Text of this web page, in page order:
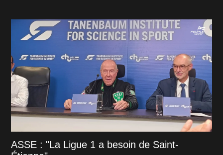
ASSE : "La Ligue 1 a besoin de Saint-